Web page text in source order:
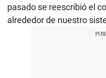
pasado se reescribió el
alrededor de nuestro